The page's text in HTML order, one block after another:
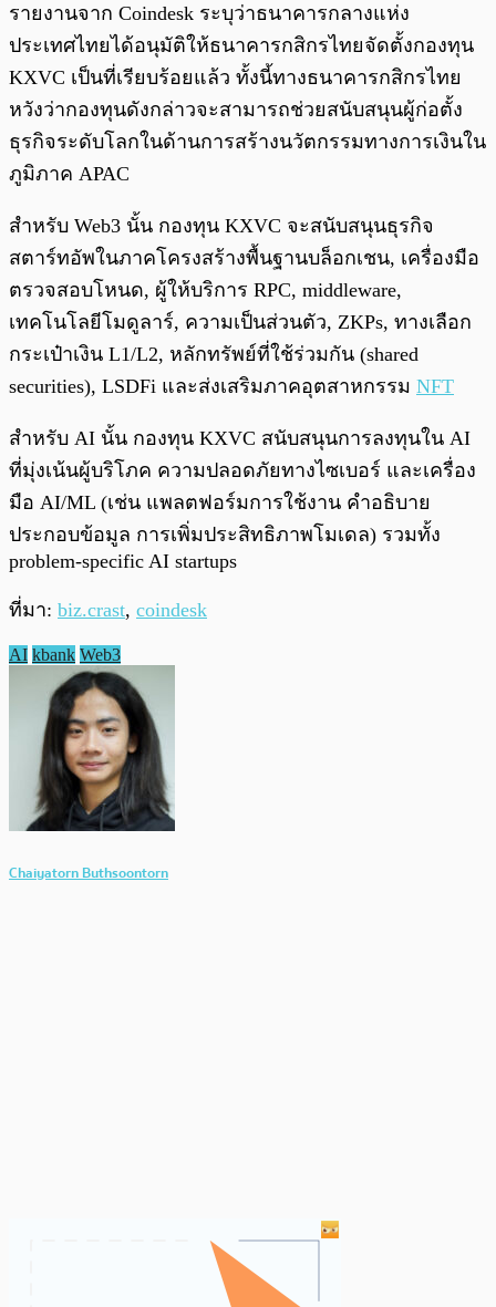
รายงานจาก Coindesk ระบุว่าธนาคารกลางแห่ง
ประเทศไทยได้อนุมัติให้ธนาคารกสิกรไทยจัดตั้งกองทุน
KXVC เป็นที่เรียบร้อยแล้ว ทั้งนี้ทางธนาคารกสิกรไทย
หวังว่ากองทุนดังกล่าวจะสามารถช่วยสนับสนุนผู้ก่อตั้ง
ธุรกิจระดับโลกในด้านการสร้างนวัตกรรมทางการเงินใน
ภูมิภาค APAC
สำหรับ Web3 นั้น กองทุน KXVC จะสนับสนุนธุรกิจ
สตาร์ทอัพในภาคโครงสร้างพื้นฐานบล็อกเชน, เครื่องมือ
ตรวจสอบโหนด, ผู้ให้บริการ RPC, middleware,
เทคโนโลยีโมดูลาร์, ความเป็นส่วนตัว, ZKPs, ทางเลือก
กระเป๋าเงิน L1/L2, หลักทรัพย์ที่ใช้ร่วมกัน (shared
securities), LSDFi และส่งเสริมภาคอุตสาหกรรม NFT
สำหรับ AI นั้น กองทุน KXVC สนับสนุนการลงทุนใน AI
ที่มุ่งเน้นผู้บริโภค ความปลอดภัยทางไซเบอร์ และเครื่อง
มือ AI/ML (เช่น แพลตฟอร์มการใช้งาน คำอธิบาย
ประกอบข้อมูล การเพิ่มประสิทธิภาพโมเดล) รวมทั้ง
problem-specific AI startups
ที่มา: biz.crast, coindesk
AI kbank Web3
Chaiyatorn Buthsoontorn